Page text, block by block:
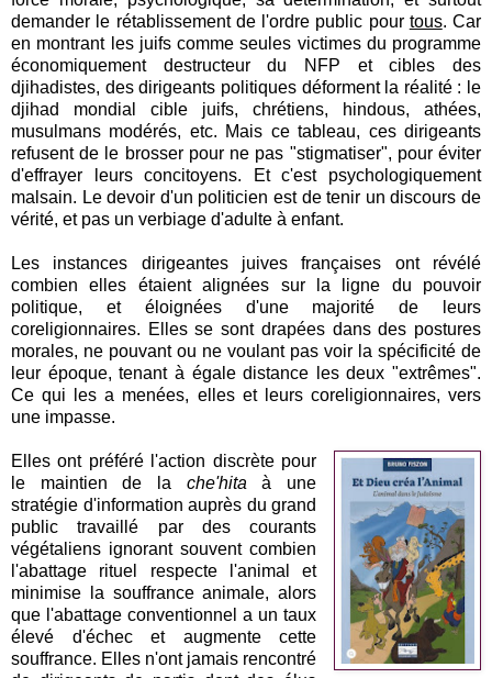
demander le rétablissement de l'ordre public pour tous. Car
en montrant les juifs comme seules victimes du programme
économiquement destructeur du NFP et cibles des
djihadistes, des dirigeants politiques déforment la réalité : le
djihad mondial cible juifs, chrétiens, hindous, athées,
musulmans modérés, etc. Mais ce tableau, ces dirigeants
refusent de le brosser pour ne pas "stigmatiser", pour éviter
d'effrayer leurs concitoyens. Et c'est psychologiquement
malsain. Le devoir d'un politicien est de tenir un discours de
vérité, et pas un verbiage d'adulte à enfant.
Les instances dirigeantes juives françaises ont révélé
combien elles étaient alignées sur la ligne du pouvoir
politique, et éloignées d'une majorité de leurs
coreligionnaires. Elles se sont drapées dans des postures
morales, ne pouvant ou ne voulant pas voir la spécificité de
leur époque, tenant à égale distance les deux "extrêmes".
Ce qui les a menées, elles et leurs coreligionnaires, vers
une impasse.
Elles ont préféré l'action discrète pour
le maintien de la che'hitaà une
stratégie d'information auprès du grand
public travaillé par des courants
végétaliens ignorant souvent combien
l'abattage rituel respecte l'animal et
minimise la souffrance animale, alors
que l'abattage conventionnel a un taux
élevé d'échec et augmente cette
souffrance. Elles n'ont jamais rencontré